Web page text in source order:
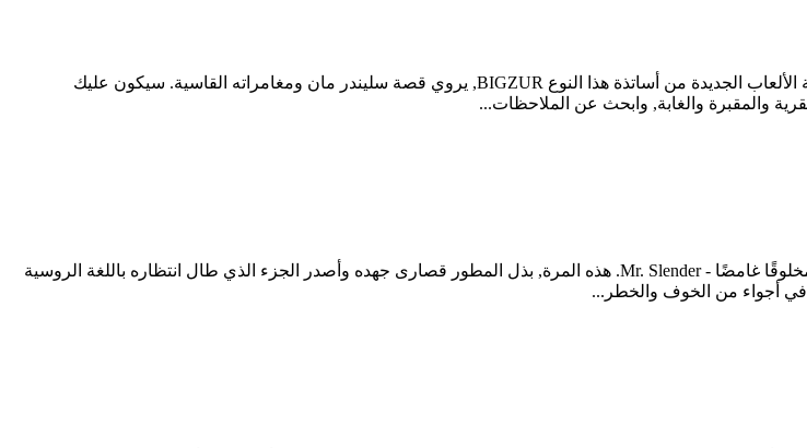
Slender Man Origins 1 HD - مغامرة رعب بمشاركة شرير مألوف. جزء جديد من سلسلة الألعاب الجديدة من أساتذة هذا النوع BIGZUR, يروي قصة سليندر مان ومغامراته القاسية. سيكون عليك
والمقبرة والغابة, وابحث عن الملاحظات...
Slender Man Origins 2 Saga هي تكملة لإحدى أشهر ألعاب الرعب, حيث ستواجه مجددًا مخلوقًا غامضًا - Mr. Slender. هذه المرة, بذل المطور قصارى جهده وأصدر الجزء الذي طال انتظاره باللغة الروسية
في أجواء من الخوف والخطر...